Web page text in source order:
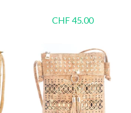
CHF45.00